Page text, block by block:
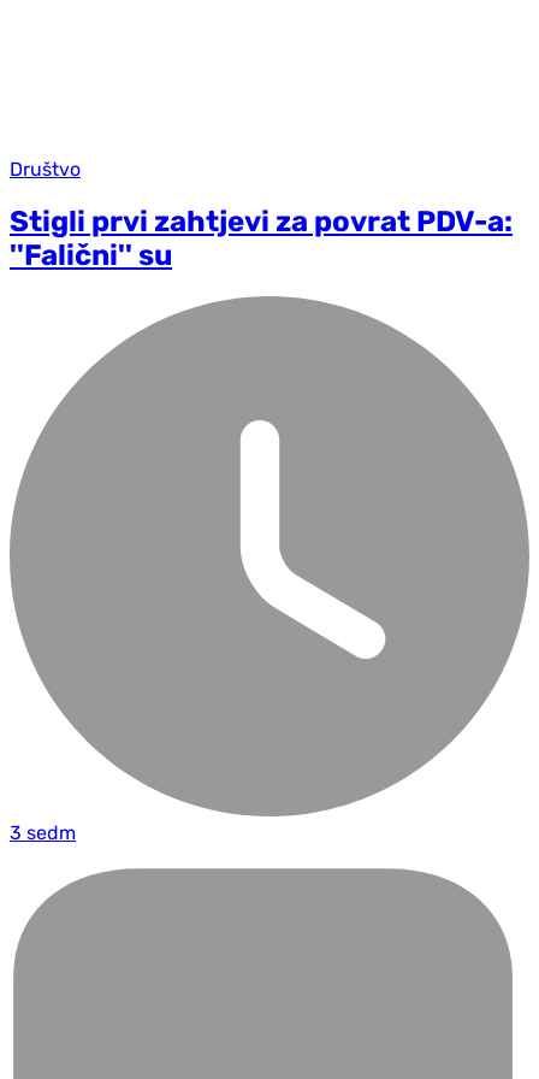
Društvo
Stigli prvi zahtjevi za povrat PDV-a:
''Falični'' su
3 sedm